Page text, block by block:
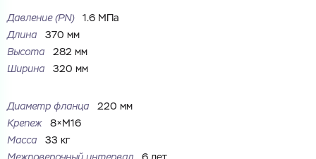
Купить как юр. лицо
Перечислите товары, которые вас интересуют
и укажите какую информацию вы хотите по ним
Давление (PN)
1.6 МПа
Длина
370 мм
Высота
282 мм
Ширина
320 мм
Диаметр фланца
220 мм
Крепеж
8×M16
Масса
33 кг